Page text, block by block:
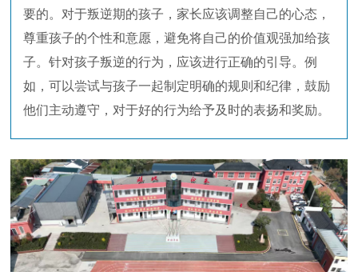
要的。对于叛逆期的孩子，家长应该调整自己的心态，
尊重孩子的个性和意愿，避免将自己的价值观强加给孩
子。针对孩子叛逆的行为，应该进行正确的引导。例
如，可以尝试与孩子一起制定明确的规则和纪律，鼓励
他们主动遵守，对于好的行为给予及时的表扬和奖励。